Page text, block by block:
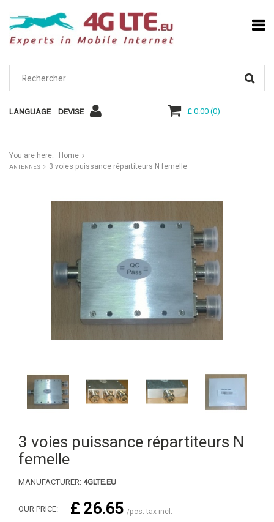
LANGUAGE DEVISE £ 0.00(0)
You are here: Home
ANTENNES 3 voies puissance répartiteurs N femelle
3 voies puissance répartiteurs N
femelle
MANUFACTURER: 4GLTE.EU
OUR PRICE: £ 26.65 /pcs. tax incl.